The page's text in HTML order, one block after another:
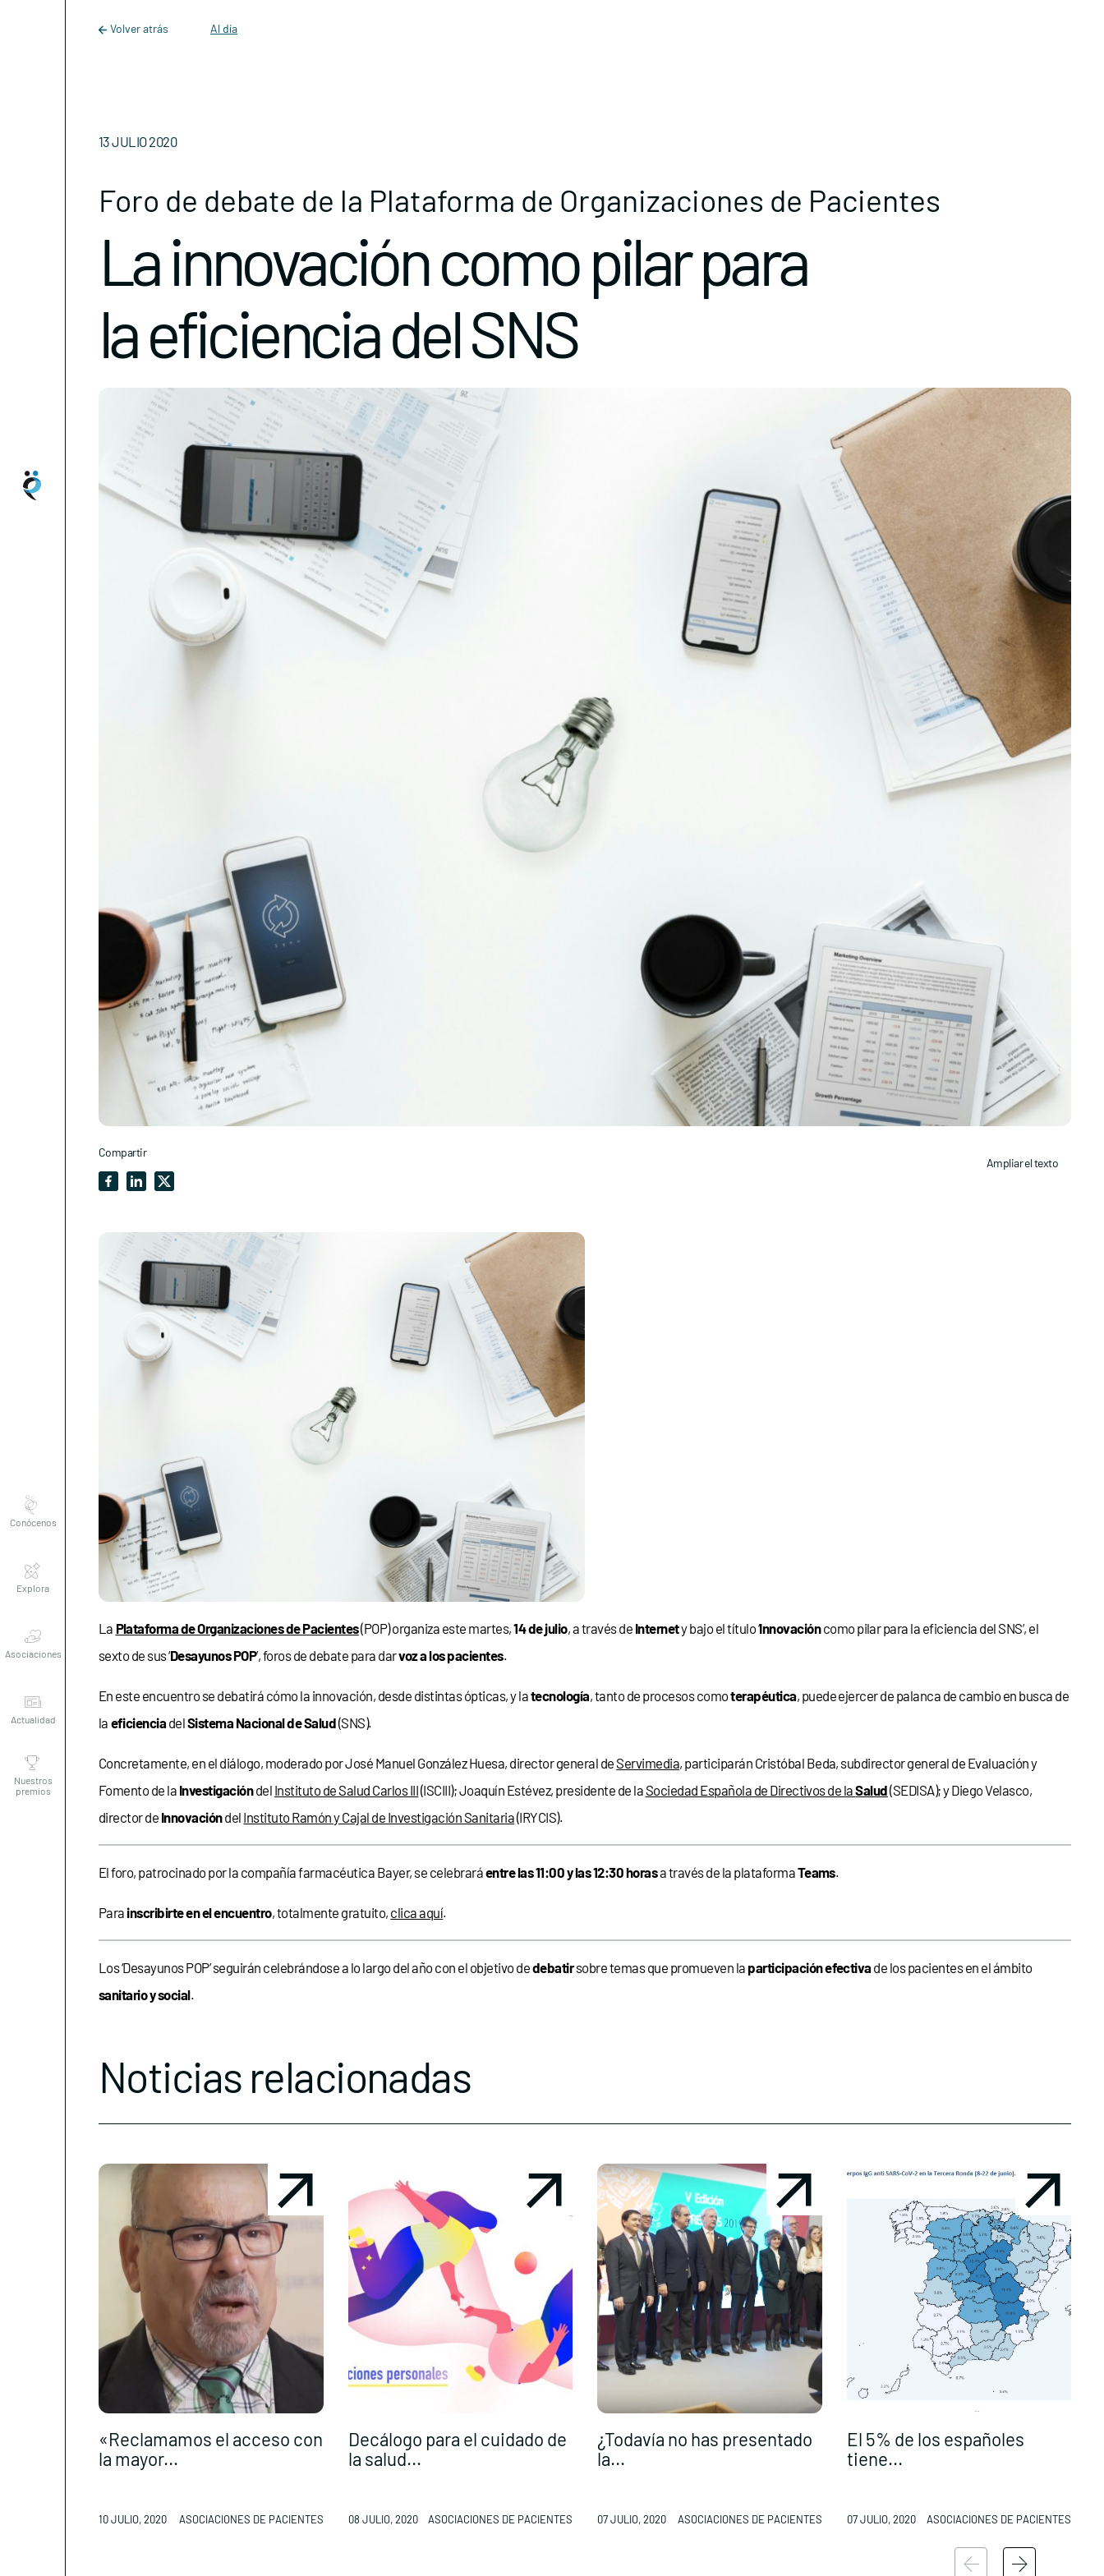
Main Navigation
premios
Volver atrás Al día
13 JULIO 2020
Foro de debate de la Plataforma de Organizaciones de Pacientes
La innovación como pilar para
la eficiencia del SNS
Compartir
Ampliar el texto
La Plataforma de Organizaciones de Pacientes(POP) organiza este martes,14 de julio, a través de Internety bajo el título ‘Innovacióncomo pilar para la eficiencia del SNS’, el
sexto de sus ‘Desayunos POP’, foros de debate para darvoz a los pacientes.
En este encuentro se debatirá cómo la innovación, desde distintas ópticas, y latecnología, tanto de procesos comoterapéutica, puede ejercer de palanca de cambio en busca de
la eficiencia delSistema Nacional de Salud(SNS).
Concretamente, en el diálogo, moderado por José Manuel González Huesa, director general de Servimedia, participarán Cristóbal Beda, subdirector general de Evaluación y
Fomento de la Investigacióndel Instituto de Salud Carlos III(ISCIII); Joaquín Estévez, presidente de la Sociedad Española de Directivos de laSalud(SEDISA); y Diego Velasco,
director de Innovacióndel Instituto Ramón y Cajal de Investigación Sanitaria(IRYCIS).
El foro, patrocinado por la compañía farmacéutica Bayer, se celebraráentre las 11:00 y las 12:30 horasa través de la plataformaTeams.
Para inscribirte en el encuentro, totalmente gratuito, clica aquí.
Los ‘Desayunos POP’ seguirán celebrándose a lo largo del año con el objetivo dedebatirsobre temas que promueven la participación efectiva de los pacientes en el ámbito
sanitario y social.
Noticias relacionadas
«Reclamamos el acceso con
la mayor...
10 JULIO, 2020 ASOCIACIONES DE PACIENTES
Decálogo para el cuidado de
la salud...
08 JULIO, 2020 ASOCIACIONES DE PACIENTES
¿Todavía no has presentado
la...
07 JULIO, 2020 ASOCIACIONES DE PACIENTES
El 5% de los españoles
tiene...
07 JULIO, 2020 ASOCIACIONES DE PACIENTES